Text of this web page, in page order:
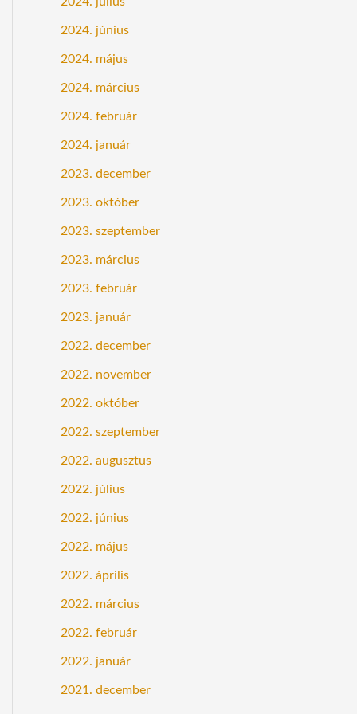
2024. június
2024. május
2024. március
2024. február
2024. január
2023. december
2023. október
2023. szeptember
2023. március
2023. február
2023. január
2022. december
2022. november
2022. október
2022. szeptember
2022. augusztus
2022. július
2022. június
2022. május
2022. április
2022. március
2022. február
2022. január
2021. december